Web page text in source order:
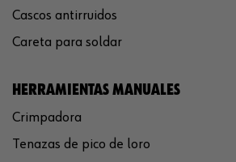
Cascos antirruidos
Careta para soldar
HERRAMIENTAS MANUALES
Crimpadora
Tenazas de pico de loro